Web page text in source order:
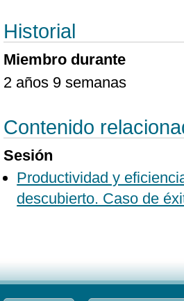
Historial
Miembro durante
2 años 9 semanas
Contenido
Sesión
Productividad y
descubierto. Caso de